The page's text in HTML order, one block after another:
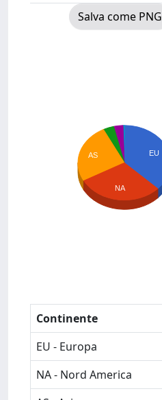
Salva come PNG
EU
AS
NA
Continente
EU - Europa
NA - Nord America